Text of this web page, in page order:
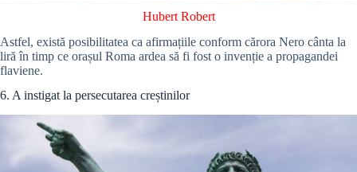
Hubert Robert
Astfel, există posibilitatea ca afirmațiile conform cărora Nero cânta la
liră în timp ce orașul Roma ardea să fi fost o invenție a propagandei
flaviene.
6. A instigat la persecutarea creștinilor